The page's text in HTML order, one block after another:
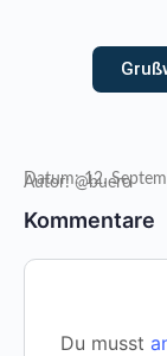
Datum: 12.
Autor: @buero
Kommentare
Du musst